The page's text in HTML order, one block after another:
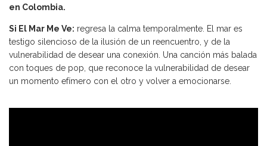
en Colombia.
Si El Mar Me Ve: regresa la calma temporalmente. El mar es
testigo silencioso de la ilusión de un reencuentro, y de la
vulnerabilidad de desear una conexión. Una canción más balada
con toques de pop, que reconoce la vulnerabilidad de desear
un momento efímero con el otro y volver a emocionarse.